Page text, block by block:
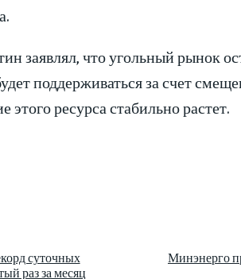
заявлял, что угольный рынок
поддерживаться за счет
ресурса стабильно растет.
суточных
раз за месяц
Минэнерго